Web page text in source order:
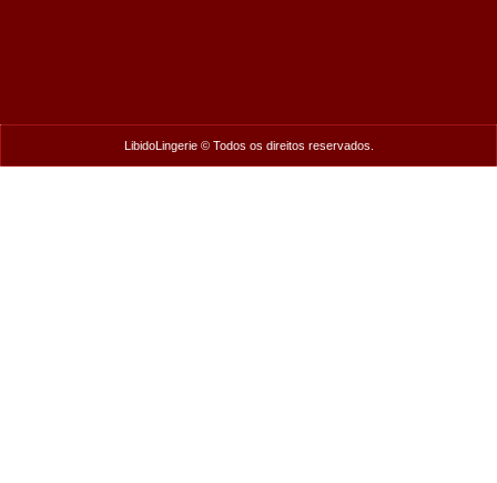
LibidoLingerie © Todos os direitos reservados.